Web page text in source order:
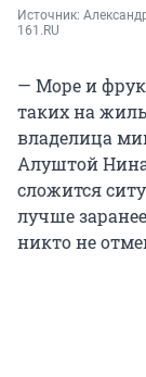
Источник:
161.RU
— Море и
таких на
владелица
Алуштой
сложится
лучше
никто не